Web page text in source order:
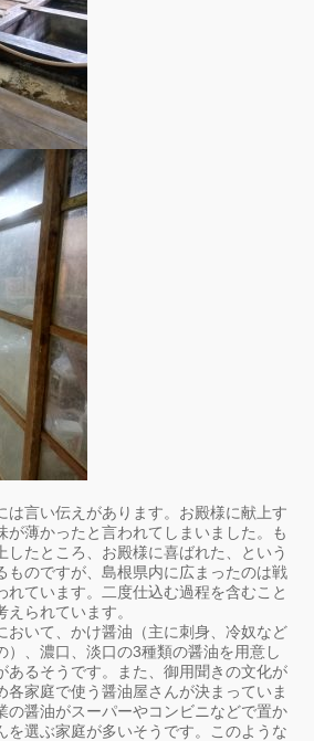
言い伝えがあります。お殿様に献上す
が薄かったと言われてしまいました。も
したところ、お殿様に喜ばれた、という
ものですが、島根県内に広まったのは戦
れています。二度仕込む過程を含むこと
られています。
いて、かけ醤油（主に刺身、冷奴など
）、濃口、淡口の3種類の醤油を用意し
あるそうです。また、御用聞きの文化が
各家庭で使う醤油屋さんが決まっていま
の醤油がスーパーやコンビニなどで置か
を選ぶ家庭が多いそうです。このような